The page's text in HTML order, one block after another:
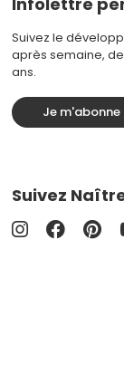
Suivez le
après semaine,
ans.
Je m'abonne
Suivez